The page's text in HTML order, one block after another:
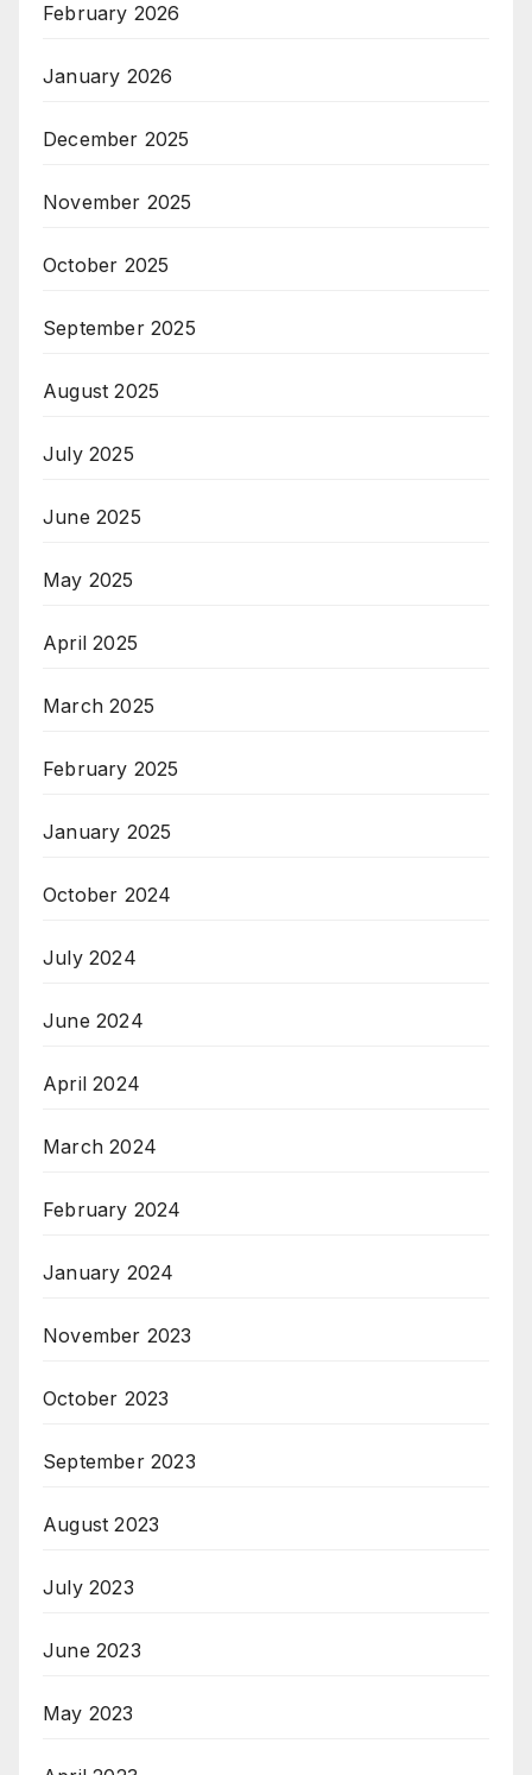
February 2026
January 2026
December 2025
November 2025
October 2025
September 2025
August 2025
July 2025
June 2025
May 2025
April 2025
March 2025
February 2025
January 2025
October 2024
July 2024
June 2024
April 2024
March 2024
February 2024
January 2024
November 2023
October 2023
September 2023
August 2023
July 2023
June 2023
May 2023